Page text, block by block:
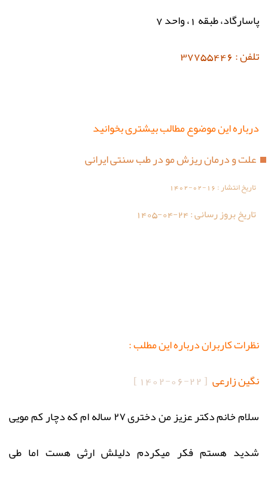
پاسارگاد، طبقه 1، واحد 7
تلفن : 37755446
درباره این موضوع مطالب بیشتری بخوانید
علت و درمان ریزش مو در طب سنتی ایرانی
تاریخ انتشار :1402-02-16
تاریخ بروز رسانی :1405-04-24
نظرات کاربران درباره این مطلب :
نگین زارعی [
1402-06-22
]
سلام خانم دکتر عزیز من دختری ۲۷ ساله ام که دچار کم مویی
شدید هستم فکر میکردم دلیلش ارثی هست اما طی